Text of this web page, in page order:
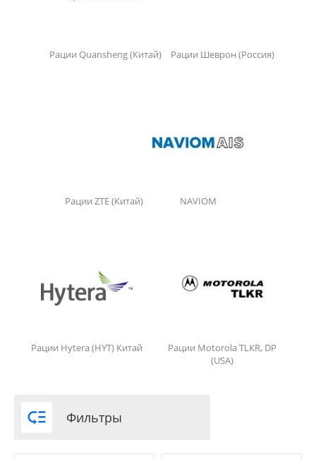
Рации Quansheng (Китай) Рации Шеврон (Россия)
Рации ZTE (Китай) NAVIOM
Рации Hytera (HYT) Китай
Рации Motorola TLKR, DP
(USA)
 Фильтры